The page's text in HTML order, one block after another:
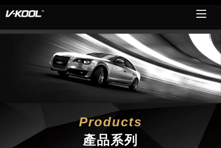
Products
產品系列